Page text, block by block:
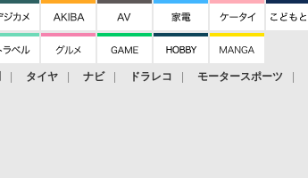
タイヤ ナビ ドラレコ モータースポーツ